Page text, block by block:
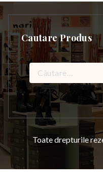
Cautare Produs
Caută
după:
Toate drepturile